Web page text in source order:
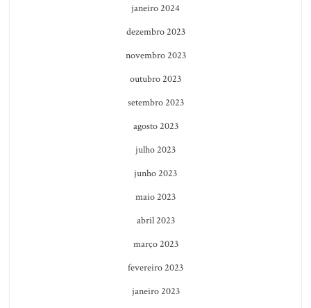
janeiro 2024
dezembro 2023
novembro 2023
outubro 2023
setembro 2023
agosto 2023
julho 2023
junho 2023
maio 2023
abril 2023
março 2023
fevereiro 2023
janeiro 2023